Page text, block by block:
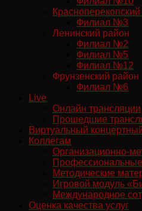
Филиал №3
Ленинский район
Филиал №2
Филиал №5
Филиал №12
Фрунзенский район
Филиал №6
Live
Онлайн трансляции
Прошедшие
Виртуальный
Коллегам
Организационно-
Методические
Игровой модуль
Международное
Оценка качества услуг